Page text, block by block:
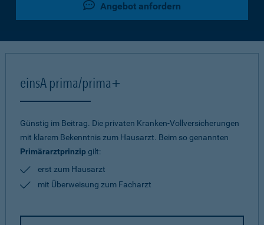
Angebot anfordern
einsA prima/prima+
Günstig im Beitrag. Die privaten Kranken-Vollversicherungen
mit klarem Bekenntnis zum Hausarzt. Beim so genannten
Primärarztprinzipgilt:
erst zum Hausarzt
mit Überweisung zum Facharzt